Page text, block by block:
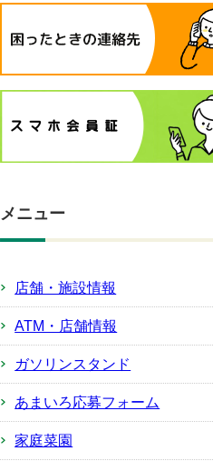
メニュー
店舗・施設情報
ATM・店舗情報
ガソリンスタンド
あまいろ応募フォーム
家庭菜園